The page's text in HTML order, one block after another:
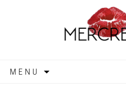
MENU